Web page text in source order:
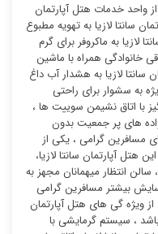
واحد خدمات هتل آپارتمان
سانتا لازیا به تهویه مطبوع
لازیا به ماکروفر برای گرم
خانوادگی همراه با ماشین
لازیا به هشدار آب داغ
به سشوار برای راحتی
با اتاق نشیمن سوییت ها ،
های پر جمعیت بدون
مسافرین گرامی ، یکی از
آپارتمان سانتا لازیا،
انتظار میهمانان مجهز به
بیشتر مسافرین گرامی
ویژه گی های هتل آپارتمان
، سیستم گرمایشی با